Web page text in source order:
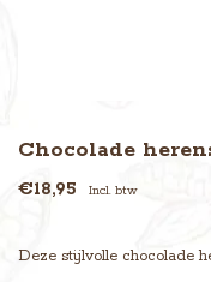
Chocolade
€18,95 Incl. btw
Deze stijlvolle chocolade